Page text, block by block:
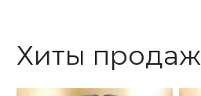
Хиты продаж